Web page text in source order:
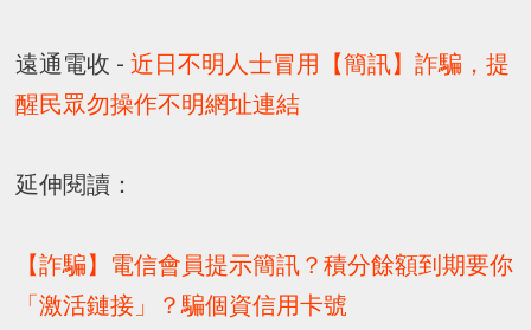
遠通電收 -近日不明人士冒用【簡訊】詐騙，提
醒民眾勿操作不明網址連結
延伸閱讀：
【詐騙】電信會員提示簡訊？積分餘額到期要你
「激活鏈接」？騙個資信用卡號